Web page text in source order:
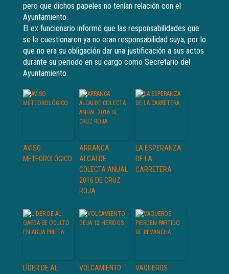
pero que dichos papeles no tenían relación con el
Ayuntamiento.
El ex funcionario informó que las responsabilidades que
se le cuestionaron ya no eran responsabilidad suya, por lo
que no era su obligación dar una justificación a sus actos
durante su periodo en su cargo como Secretario del
Ayuntamiento.
AVISO
METEOROLÓGICO
ARRANCA
ALCALDE
COLECTA ANUAL
2016 DE CRUZ
ROJA
LA ESPERANZA
DE LA
CARRETERA
LÍDER DE AL
VOLCAMIENTO
VAQUEROS